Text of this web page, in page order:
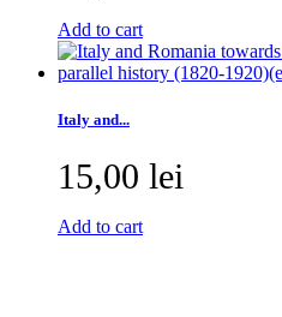
Add to cart
Italy and...
15,00 lei
Add to cart